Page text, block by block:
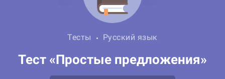
Тесты Русский язык
Тест «Простые предложения»